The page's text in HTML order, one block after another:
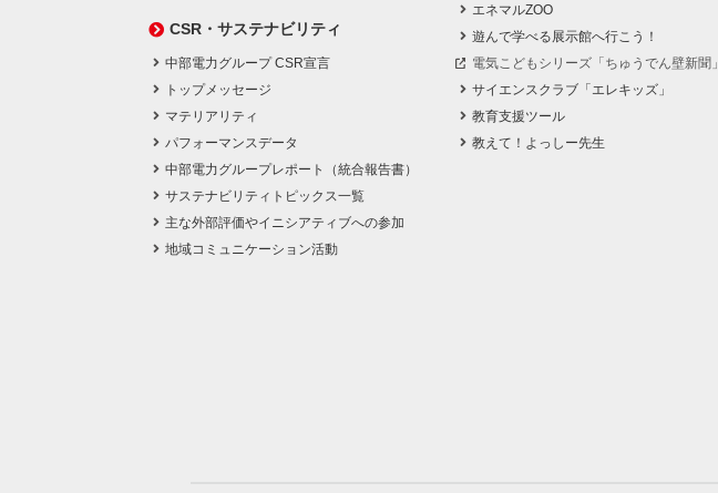
CSR・サステナビリティ
中部電力グループ CSR宣言
トップメッセージ
マテリアリティ
パフォーマンスデータ
中部電力グループレポート（統合報告書）
サステナビリティトピックス一覧
主な外部評価やイニシアティブへの参加
地域コミュニケーション活動
エネマルZOO
遊んで学べる展示館へ行こう！
電気こどもシリーズ「ちゅうでん壁新聞」
サイエンスクラブ「エレキッズ」
教育支援ツール
教えて！よっしー先生